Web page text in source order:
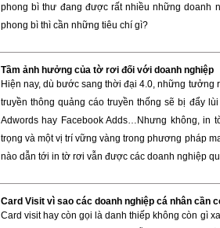
phong bì thư đang được rất nhiều những doanh
phong bì thì cần những tiêu chí gì?
Tầm ảnh hưởng của tờ rơi đối với doanh nghiệp
Hiện nay, dù bước sang thời đại 4.0, những
truyền thông quảng cáo truyền thống sẽ bị đẩy
Adwords hay Facebook Adds…Nhưng không, in
trọng và một vị trí vững vàng trong phương pháp
nào dẫn tới in tờ rơi vẫn được các doanh nghiệp
Card Visit vì sao các doanh nghiệp cá nhân cần
Card visit hay còn gọi là danh thiếp không còn gì